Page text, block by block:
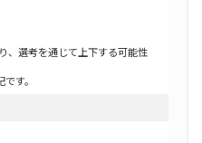
、選考を通じて上下する可能性
す。